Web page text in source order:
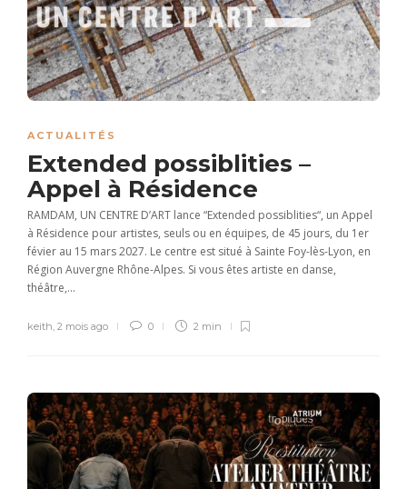
ACTUALITÉS
Extended possiblities –
Appel à Résidence
RAMDAM, UN CENTRE D’ART lance “Extended possiblities“, un Appel
à Résidence pour artistes, seuls ou en équipes, de 45 jours, du 1er
févier au 15 mars 2027. Le centre est situé à Sainte Foy-lès-Lyon, en
Région Auvergne Rhône-Alpes. Si vous êtes artiste en danse,
théâtre,...
keith 2 mois ago 0 2 min